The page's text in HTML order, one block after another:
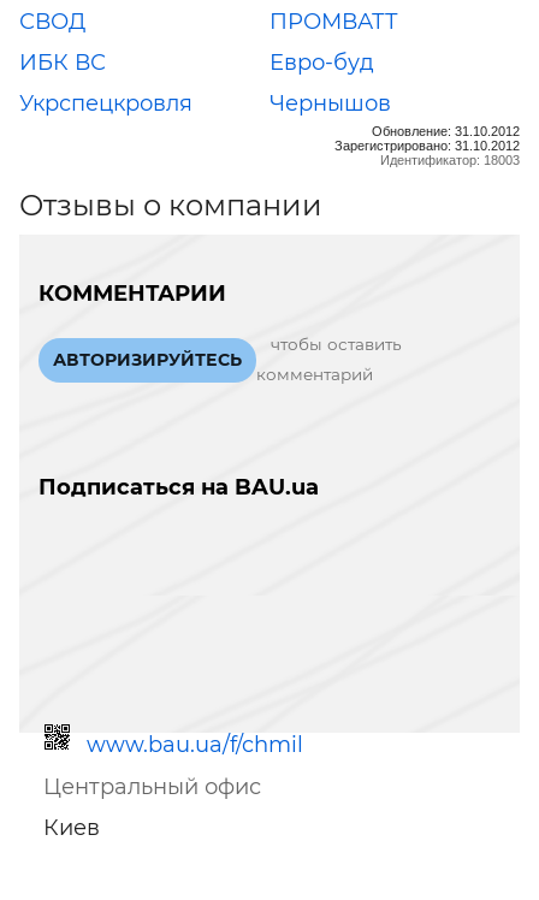
СВОД
ПРОМВАТТ
ИБК ВС
Евро-буд
Укрспецкровля
Чернышов
Обновление: 31.10.2012
Зарегистрировано: 31.10.2012
Идентификатор: 18003
Отзывы о компании
КОММЕНТАРИИ
АВТОРИЗИРУЙТЕСЬ
чтобы оставить
комментарий
Подписаться на BAU.ua
www.bau.ua/f/chmil
Центральный офис
Киев